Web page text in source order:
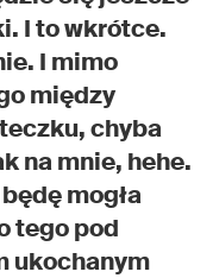
I to wkrótce.
I mimo
między
chyba
na mnie, hehe.
mogła
tego pod
ukochanym